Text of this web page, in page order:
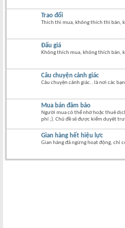
Trao đổi
Thích thì mua, không thích thì bán,
Đấu giá
Không thích mua, không thích bán,
Câu chuyện cảnh giác
Câu chuyện cảnh giác.. là nơi các
Mua bán đảm bảo
Người mua có thể nhờ hoặc thuê
phí ;). Chủ đề sẽ được kiểm duyệt
Gian hàng hết hiệu lực
Gian hàng đã ngừng hoạt động, chỉ